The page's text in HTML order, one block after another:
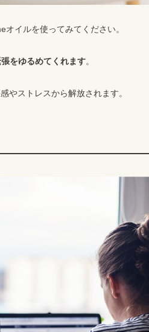
イルを使ってみてください。
をゆるめてくれます。
やストレスから解放されます。